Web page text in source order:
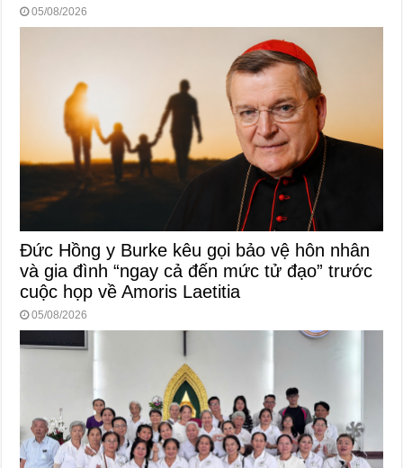
05/08/2026
Đức Hồng y Burke kêu gọi bảo vệ hôn nhân
và gia đình “ngay cả đến mức tử đạo” trước
cuộc họp về Amoris Laetitia
05/08/2026